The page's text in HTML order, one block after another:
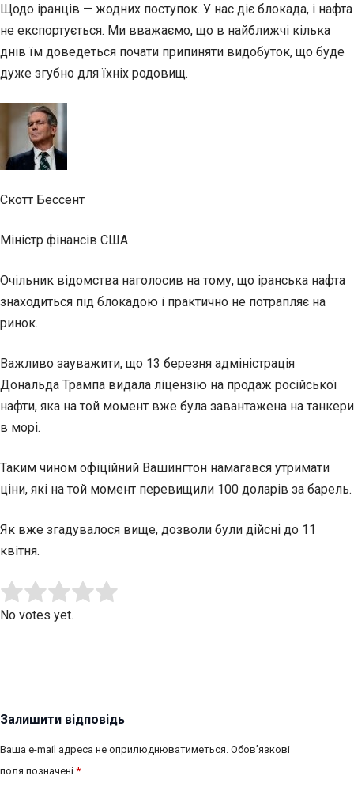
Щодо іранців — жодних поступок. У нас діє блокада, і нафта
не експортується. Ми вважаємо, що в найближчі кілька
днів їм доведеться почати припиняти видобуток, що буде
дуже згубно для їхніх родовищ.
Скотт Бессент
Міністр фінансів США
Очільник відомства наголосив на тому, що іранська нафта
знаходиться під блокадою і практично не потрапляє на
ринок.
Важливо зауважити, що 13 березня адміністрація
Дональда Трампа видала ліцензію на продаж російської
нафти, яка на той момент вже була завантажена на танкери
в морі.
Таким чином офіційний Вашингтон намагався утримати
ціни, які на той момент перевищили 100 доларів за барель.
Як вже згадувалося вище, дозволи були дійсні до 11
квітня.
Rate this item:
No votes yet.
Залишити відповідь
Ваша e-mail адреса не оприлюднюватиметься. Обов’язкові
поля позначені *